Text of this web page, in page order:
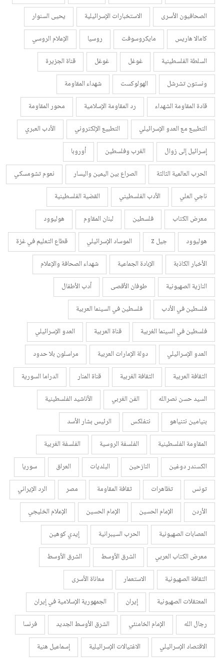
الصحافيون الأسرى
الاستخبارات الإسرائيلية
يحيى السنوار
كامالا هاريس
مايكروسوفت روسيا
الإعلام الروسي
السلطة الفلسطينية
غوغل غوغل
قناة الجزيرة
ونستون تشرشل
الهولوكست
شهداء المقاومة
قادة المقاومة الشهداء
رد المقاومة الإسلامية
محور المقاومة
التطبيع مع العدو الإسرائيلي
التطبيع الإلكتروني
الأدب العبري
إسرائيل إلى زوال
الغرب وفلسطين
أوروبا
الحرب العالمية الثالثة
الصراع بين اليمين واليسار
نعوم تشومسكي
ناجي العلي
الأدب الفلسطيني
القضية الفلسطينية
معرض الكتاب
فلسطين لبنان المقاوم
هوليوود
هوليوود
جيل z الموساد الإسرائيلي
قطاع التعليم في غزة
الأخبار الكاذبة
الإبادة الجماعية
شهداء الصحافة والإعلام
النازية الصهيونية
طوفان الأقصى
أدب الأطفال
فلسطين في الأدب
فلسطين في السينما العربية
فلسطين في السينما الغربية
قناة العربية
العدو الإسرائيلي
العدو الإسرائيلي
دولة الإمارات العربية
مراسلون بلا حدود
الثقافة العربية
الثقافة الغربية قناة المنار
الدراما السورية
السيد حسن نصرالله
الفن الغربي
الأناشيد الفلسطينية
بنيامين نتنياهو
نتفلكس
الرئيس بشار الأسد
المقاومة الفلسطينية
الفلسفة الروسية
الفلسفة الغربية
الكسندر دوغين
النازحين البلديات العراق
سوريا
تونس
تظاهرات ثقافة المقاومة مصر
الرد الإيراني
الأردن
الإمام الحسين الإمام الحسين
الإعلام الخليجي
العصابات الصهيونية
الحرب السيبرانية
إيدي كوهين
معرض الكتاب العربي
الشرق الأوسط
الشرق الأوسط
الثقافة الصهيونية
الاستعمار
معاناة الأسرى
المعتقلات الصهيونية
إيران
الجمهورية الإسلامية في إيران
رجال الله
الإمام الخامنئي الشرق الأوسط الجديد
فرنسا
الاقتصاد الإسرائيلي
الاغتيالات الإسرائيلية
إسماعيل هنية